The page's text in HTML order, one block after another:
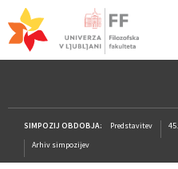
SIMPOZIJ OBDOBJA: Predstavitev
Arhiv simpozijev